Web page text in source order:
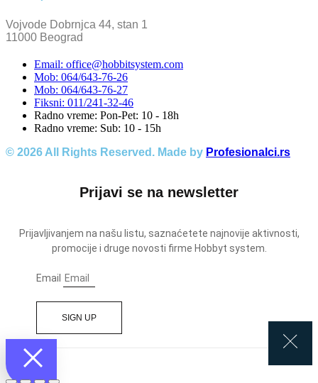
Vojvode Dobrnjca 44, stan 1
11000 Beograd
Email: office@hobbitsystem.com
Mob: 064/643-76-26
Mob: 064/643-76-27
Fiksni: 011/241-32-46
Radno vreme: Pon-Pet: 10 - 18h
Radno vreme: Sub: 10 - 15h
© 2026 All Rights Reserved. Made by Profesionalci.rs
Prijavi se na newsletter
Prijavljivanjem na našu listu, saznaćetete najnovije aktivnosti,
promocije i druge novosti firme Hobbyt system.
Email
SIGN UP